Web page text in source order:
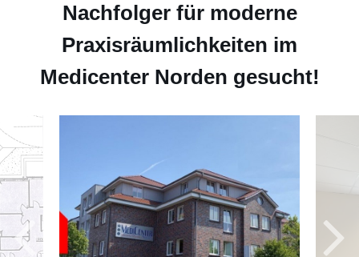
Nachfolger für moderne
Praxisräumlichkeiten im
Medicenter Norden gesucht!